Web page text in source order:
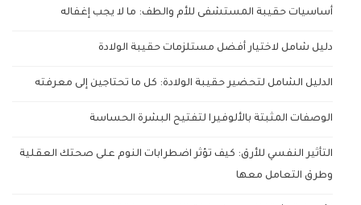
أساسيات حقيبة المستشفى للأم والطف: ما لا يجب إغفاله
دليل شامل لاختيار أفضل مستلزمات حقيبة الولادة
الدليل الشامل لتحضير حقيبة الولادة: كل ما تحتاجين إلى معرفته
الوصفات المثبتة بالألوفيرا لتفتيح البشرة الحساسة
التأثير النفسي للأرق: كيف تؤثر اضطرابات النوم على صحتك العقلية
وطرق التعامل معها